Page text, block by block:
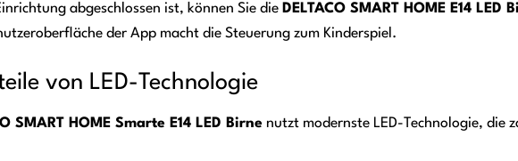
abgeschlossen ist, können Sie die DELTACO SMART HOME E14 LED
der App macht die Steuerung zum Kinderspiel.
von LED-Technologie
SMART HOME Smarte E14 LED Birne nutzt modernste LED-Technologie, die